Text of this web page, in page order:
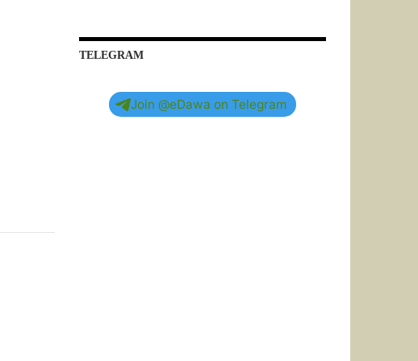
TELEGRAM
Join @eDawa on Telegram